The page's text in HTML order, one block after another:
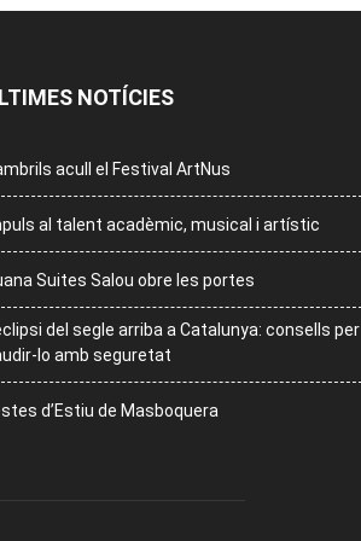
NOTÍCIES
acull el Festival ArtNus
al talent acadèmic, musical i artístic
Suites Salou obre les portes
del segle arriba a Catalunya: consells per
lo amb seguretat
d’Estiu de Masboquera